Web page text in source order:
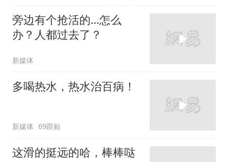
旁边有个抢活的…怎么
办？人都过去了？
新媒体
多喝热水，热水治百病！
新媒体 69跟贴
这滑的挺远的哈，棒棒哒